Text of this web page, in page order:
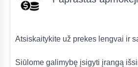
Atsiskaitykite už prekes lengvai ir
Siūlome galimybę įsigyti įrangą